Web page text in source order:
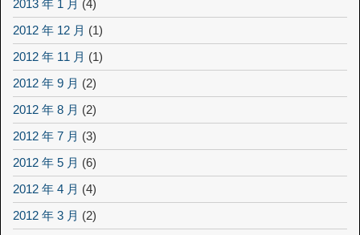
2013 年 1 月 (4)
2012 年 12 月 (1)
2012 年 11 月 (1)
2012 年 9 月 (2)
2012 年 8 月 (2)
2012 年 7 月 (3)
2012 年 5 月 (6)
2012 年 4 月 (4)
2012 年 3 月 (2)